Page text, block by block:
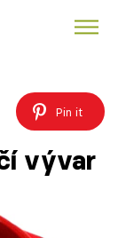
Pin it
vývar